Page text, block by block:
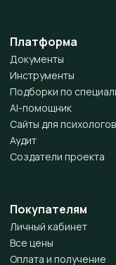
Платформа
Документы
Инструменты
Подборки по
AI-помощник
Сайты для психологов
Аудит
Создатели проекта
Покупателям
Личный кабинет
Все цены
Оплата и получение